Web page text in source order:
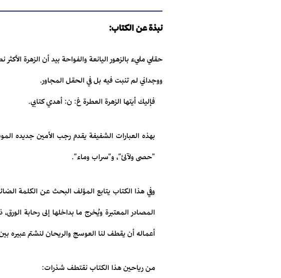
نبذة عن الكتاب:
حقلي مليء بالزهور اليانعة والفواحة بيد أن الزهرة
ووجداني لم تنبت فيه بل في الحقل المجاور.
فإليك أيتها الزهرة العطرة غ: ن: أهدي كتابي.
"حصى ولآلئ"، و"سراب وماء".
وفي هذا الكتاب يتابع المؤلف البحث عن الكلمة
المصادر المعتبرة ويُخرج ما بداخلها إلى رحابة
أعماله أن يقطف لنا العوسج والريحان لنشتم
من رياحين هذا الكتاب نقتطف شذرات: